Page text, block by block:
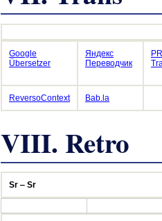
Google
Übersetzer
Яндекс
Переводчик
ReversoContext Bab.la
VIII. Retro
Sr ‒ Sr